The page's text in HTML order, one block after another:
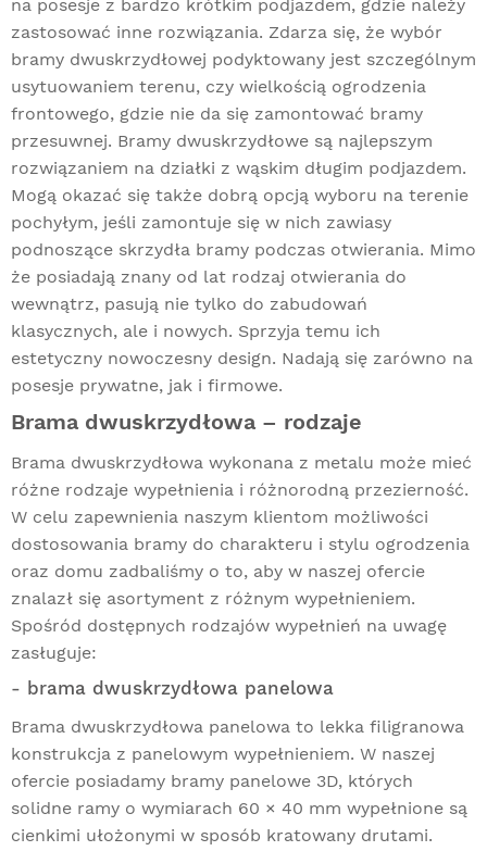
na posesje z bardzo krótkim podjazdem, gdzie należy
zastosować inne rozwiązania. Zdarza się, że wybór
bramy dwuskrzydłowej podyktowany jest szczególnym
usytuowaniem terenu, czy wielkością ogrodzenia
frontowego, gdzie nie da się zamontować bramy
przesuwnej. Bramy dwuskrzydłowe są najlepszym
rozwiązaniem na działki z wąskim długim podjazdem.
Mogą okazać się także dobrą opcją wyboru na terenie
pochyłym, jeśli zamontuje się w nich zawiasy
podnoszące skrzydła bramy podczas otwierania. Mimo
że posiadają znany od lat rodzaj otwierania do
wewnątrz, pasują nie tylko do zabudowań
klasycznych, ale i nowych. Sprzyja temu ich
estetyczny nowoczesny design. Nadają się zarówno na
posesje prywatne, jak i firmowe.
Brama dwuskrzydłowa – rodzaje
Brama dwuskrzydłowa wykonana z metalu może mieć
różne rodzaje wypełnienia i różnorodną przezierność.
W celu zapewnienia naszym klientom możliwości
dostosowania bramy do charakteru i stylu ogrodzenia
oraz domu zadbaliśmy o to, aby w naszej ofercie
znalazł się asortyment z różnym wypełnieniem.
Spośród dostępnych rodzajów wypełnień na uwagę
zasługuje:
- brama dwuskrzydłowa panelowa
Brama dwuskrzydłowa panelowa to lekka filigranowa
konstrukcja z panelowym wypełnieniem. W naszej
ofercie posiadamy bramy panelowe 3D, których
solidne ramy o wymiarach 60 × 40 mm wypełnione są
cienkimi ułożonymi w sposób kratowany drutami.